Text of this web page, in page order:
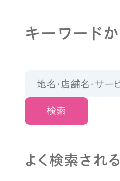
キーワード
検索
よく検索され